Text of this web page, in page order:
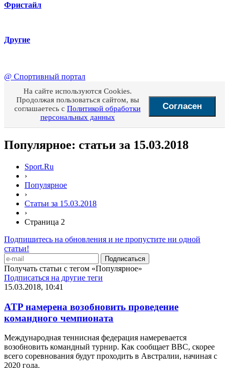
Фристайл
Другие
@ Спортивный портал
На сайте используются Cookies.
Продолжая пользоваться сайтом, вы
соглашаетесь с Политикой обработки
персональных данных
Согласен
Популярное: статьи за 15.03.2018
Sport.Ru
›
Популярное
›
Статьи за 15.03.2018
›
Страница 2
Подпишитесь на обновления и не пропустите ни одной
статьи!
Получать статьи с тегом «Популярное»
Подписаться на другие теги
15.03.2018, 10:41
ATP намерена возобновить проведение
командного чемпионата
Международная теннисная федерация намеревается
возобновить командный турнир. Как сообщает BBC, скорее
всего соревнования будут проходить в Австралии, начиная с
2020 года.